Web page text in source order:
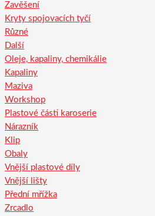
Zavěšení
Kryty spojovacích tyčí
Různé
Další
Oleje, kapaliny, chemikálie
Kapaliny
Maziva
Workshop
Plastové části karoserie
Nárazník
Klip
Obaly
Vnější plastové díly
Vnější lišty
Přední mřížka
Zrcadlo